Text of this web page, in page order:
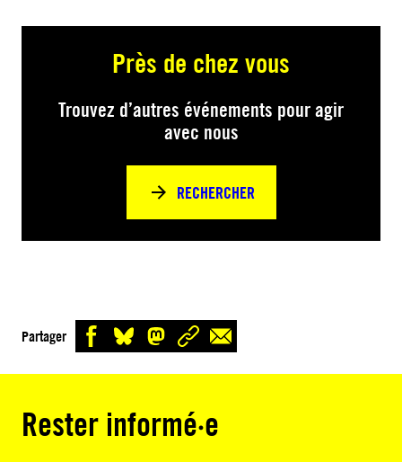
Près de chez vous
Trouvez d’autres événements pour agir
avec nous
RECHERCHER
Partager
Rester informé·e